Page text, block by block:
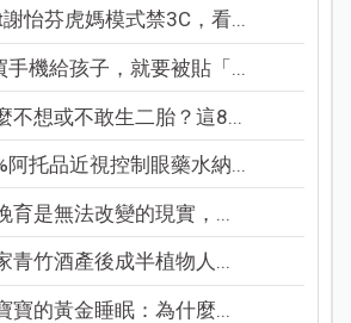
怡芬虎媽模式禁3C，看...
手機給孩子，就要被貼「...
不想或不敢生二胎？這8...
阿托品近視控制眼藥水納...
育是無法改變的現實，...
青竹酒產後成半植物人...
寶的黃金睡眠：為什麼...